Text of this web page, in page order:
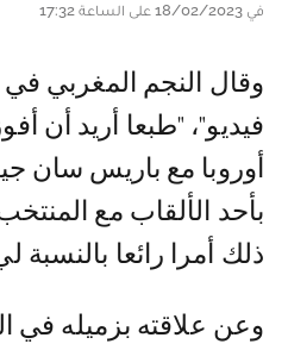
في 18/02/2023 على الساعة 17:32
وقال النجم المغربي في حوار مع "برايم
فيديو"، "طبعا أريد أن
أوروبا مع باريس سان
بأحد الألقاب مع
ذلك أمرا رائعا بالنسبة
وعن علاقته بزميله في